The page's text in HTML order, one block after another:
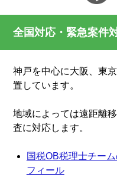
全国対応・緊急案件
神戸を中心に大阪、東
置しています。
地域によっては遠距離
査に対応します。
国税OB税理士チー
フィール